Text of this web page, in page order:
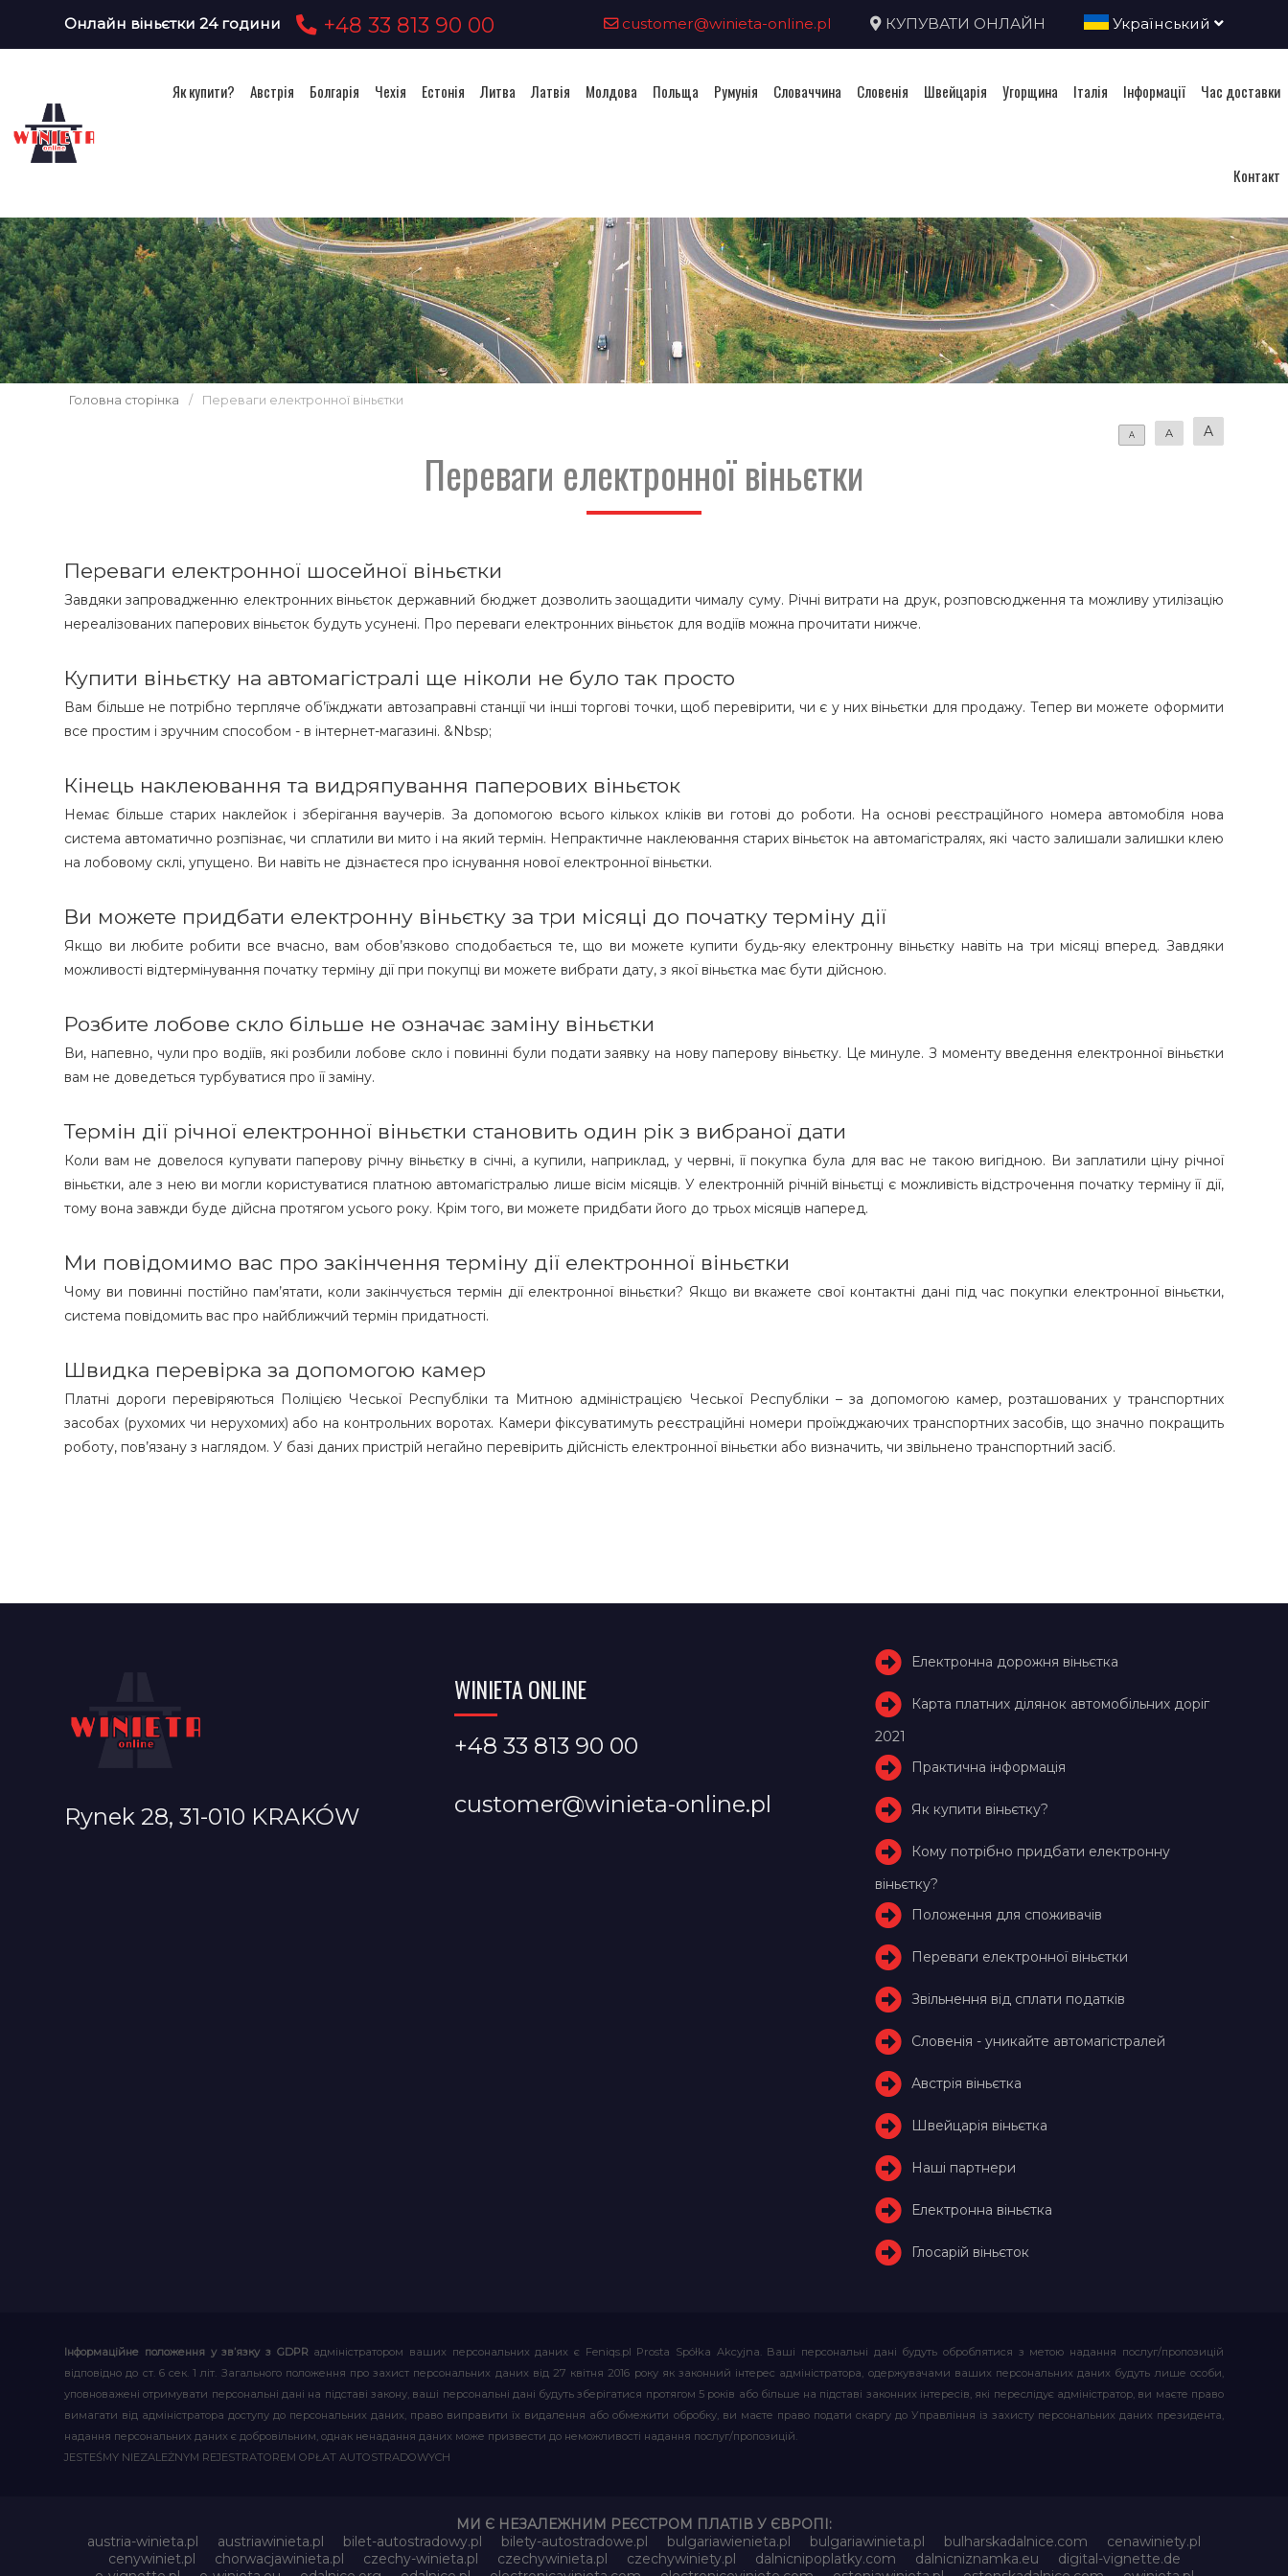
Онлайн віньєтки 24 години +48 33 813 90 00 customer@winieta-online.pl КУПУВАТИ ОНЛАЙН Український
Як купити? Австрія Болгарія Чехія Естонія Литва Латвія Молдова Польща Румунія Словаччина Словенія Швейцарія Угорщина Італія Інформації Час доставки
Контакт
Головна сторінка / Переваги електронної віньєтки
A A A
Переваги електронної віньєтки
Переваги електронної шосейної віньєтки
Завдяки запровадженню електронних віньєток державний бюджет дозволить заощадити чималу суму. Річні витрати на друк, розповсюдження та можливу утилізацію
нереалізованих паперових віньєток будуть усунені. Про переваги електронних віньєток для водіїв можна прочитати нижче.
Купити віньєтку на автомагістралі ще ніколи не було так просто
Вам більше не потрібно терпляче об’їжджати автозаправні станції чи інші торгові точки, щоб перевірити, чи є у них віньєтки для продажу. Тепер ви можете оформити
все простим і зручним способом - в інтернет-магазині. &Nbsp;
Кінець наклеювання та видряпування паперових віньєток
Немає більше старих наклейок і зберігання ваучерів. За допомогою всього кількох кліків ви готові до роботи. На основі реєстраційного номера автомобіля нова
система автоматично розпізнає, чи сплатили ви мито і на який термін. Непрактичне наклеювання старих віньєток на автомагістралях, які часто залишали залишки клею
на лобовому склі, упущено. Ви навіть не дізнаєтеся про існування нової електронної віньєтки.
Ви можете придбати електронну віньєтку за три місяці до початку терміну дії
Якщо ви любите робити все вчасно, вам обов’язково сподобається те, що ви можете купити будь-яку електронну віньєтку навіть на три місяці вперед. Завдяки
можливості відтермінування початку терміну дії при покупці ви можете вибрати дату, з якої віньєтка має бути дійсною.
Розбите лобове скло більше не означає заміну віньєтки
Ви, напевно, чули про водіїв, які розбили лобове скло і повинні були подати заявку на нову паперову віньєтку. Це минуле. З моменту введення електронної віньєтки
вам не доведеться турбуватися про її заміну. ​​
Термін дії річної електронної віньєтки становить один рік з вибраної дати
Коли вам не довелося купувати паперову річну віньєтку в січні, а купили, наприклад, у червні, її покупка була для вас не такою вигідною. Ви заплатили ціну річної
віньєтки, але з нею ви могли користуватися платною автомагістралью лише вісім місяців. У електронній річній віньєтці є можливість відстрочення початку терміну її дії,
тому вона завжди буде дійсна протягом усього року. Крім того, ви можете придбати його до трьох місяців наперед.
Ми повідомимо вас про закінчення терміну дії електронної віньєтки
Чому ви повинні постійно пам’ятати, коли закінчується термін дії електронної віньєтки? Якщо ви вкажете свої контактні дані під час покупки електронної віньєтки,
система повідомить вас про найближчий термін придатності.
Швидка перевірка за допомогою камер
Платні дороги перевіряються Поліцією Чеської Республіки та Митною адміністрацією Чеської Республіки – за допомогою камер, розташованих у транспортних
засобах (рухомих чи нерухомих) або на контрольних воротах. Камери фіксуватимуть реєстраційні номери проїжджаючих транспортних засобів, що значно покращить
роботу, пов’язану з наглядом. У базі даних пристрій негайно перевірить дійсність електронної віньєтки або визначить, чи звільнено транспортний засіб.
Rynek 28, 31-010 KRAKÓW
WINIETA ONLINE
+48 33 813 90 00
customer@winieta-online.pl
Електронна дорожня віньєтка
Карта платних ділянок автомобільних доріг
2021
Практична інформація
Як купити віньєтку?
Кому потрібно придбати електронну
віньєтку?
Положення для споживачів
Переваги електронної віньєтки
Звільнення від сплати податків
Словенія - уникайте автомагістралей
Австрія віньєтка
Швейцарія віньєтка
Наші партнери
Електронна віньєтка
Глосарій віньєток
Інформаційне положення у зв’язку з GDPR адміністратором ваших персональних даних є Feniqs.pl Prosta Spółka Akcyjna. Ваші персональні дані будуть оброблятися з метою надання послуг/пропозицій
відповідно до ст. 6 сек. 1 літ. Загального положення про захист персональних даних від 27 квітня 2016 року як законний інтерес адміністратора, одержувачами ваших персональних даних будуть лише особи,
уповноважені отримувати персональні дані на підставі закону, ваші персональні дані будуть зберігатися протягом 5 років або більше на підставі законних інтересів, які переслідує адміністратор, ви маєте право
вимагати від адміністратора доступу до персональних даних, право виправити їх видалення або обмежити обробку, ви маєте право подати скаргу до Управління із захисту персональних даних президента,
надання персональних даних є добровільним, однак ненадання даних може призвести до неможливості надання послуг/пропозицій.
JESTEŚMY NIEZALEŻNYM REJESTRATOREM OPŁAT AUTOSTRADOWYCH
МИ Є НЕЗАЛЕЖНИМ РЕЄСТРОМ ПЛАТІВ У ЄВРОПІ:
austria-winieta.pl
austriawinieta.pl bilet-autostradowy.pl bilety-autostradowe.pl bulgariawienieta.pl bulgariawinieta.pl bulharskadalnice.com
cenawiniety.pl
cenywiniet.pl
chorwacjawinieta.pl czechy-winieta.pl czechywinieta.pl czechywiniety.pl dalnicnipoplatky.com dalnicniznamka.eu
digital-vignette.de